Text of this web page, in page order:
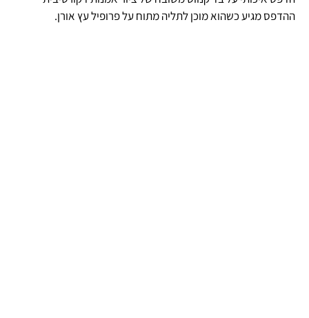
ההדפס מגיע כשהוא מוכן לתליה מתוח על פרופיל עץ אורן.